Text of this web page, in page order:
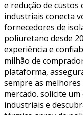
e redução de custos
industriais conecta
fornecedores de
poliuretano desde
experiência e
milhão de
plataforma,
sempre as
mercado. solicite
industriais e